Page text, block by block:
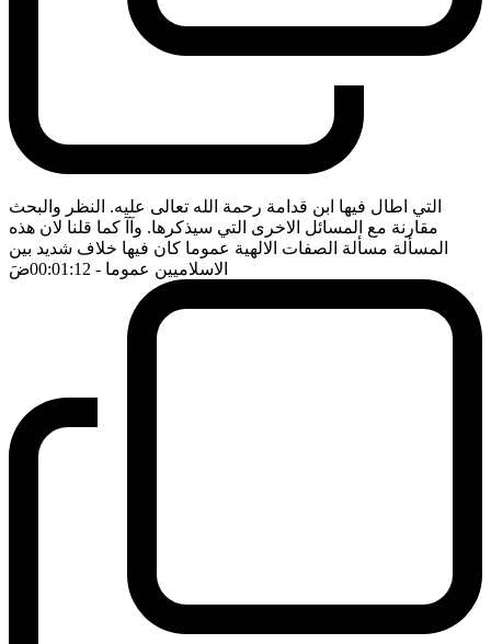
التي اطال فيها ابن قدامة رحمة الله تعالى عليه. النظر والبحث
مقارنة مع المسائل الاخرى التي سيذكرها. وآآ كما قلنا لان هذه
المسألة مسألة الصفات الالهية عموما كان فيها خلاف شديد بين
الاسلاميين عموما - 00:01:12 ضَ